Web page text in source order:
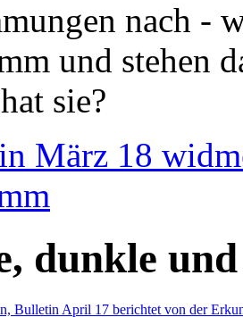
nach -
und stehen
sie?
März 18
dunkle
Bulletin April 17 berichtet von der